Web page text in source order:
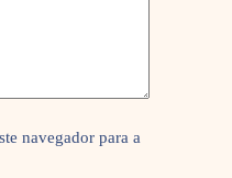
navegador para a